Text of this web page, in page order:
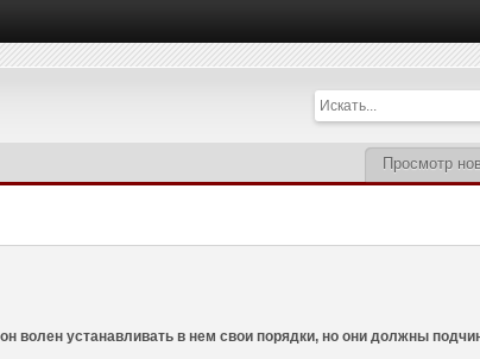
Просмотр
волен устанавливать в нем свои порядки, но они должны